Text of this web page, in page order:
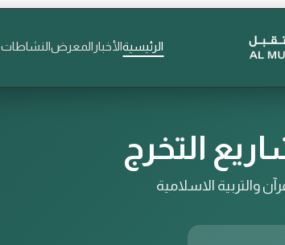
الرئيسيةالأخبار المعرضالنشاطات
التخرج
والتربية الاسلامية